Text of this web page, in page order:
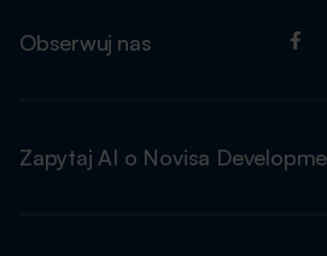
Obserwuj nas
Zapytaj AI o Novisa